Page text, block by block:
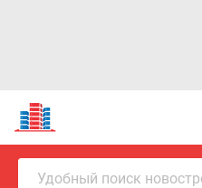
Новостройки
Квартиры
Ипотека
Новостройки
Удобный поиск